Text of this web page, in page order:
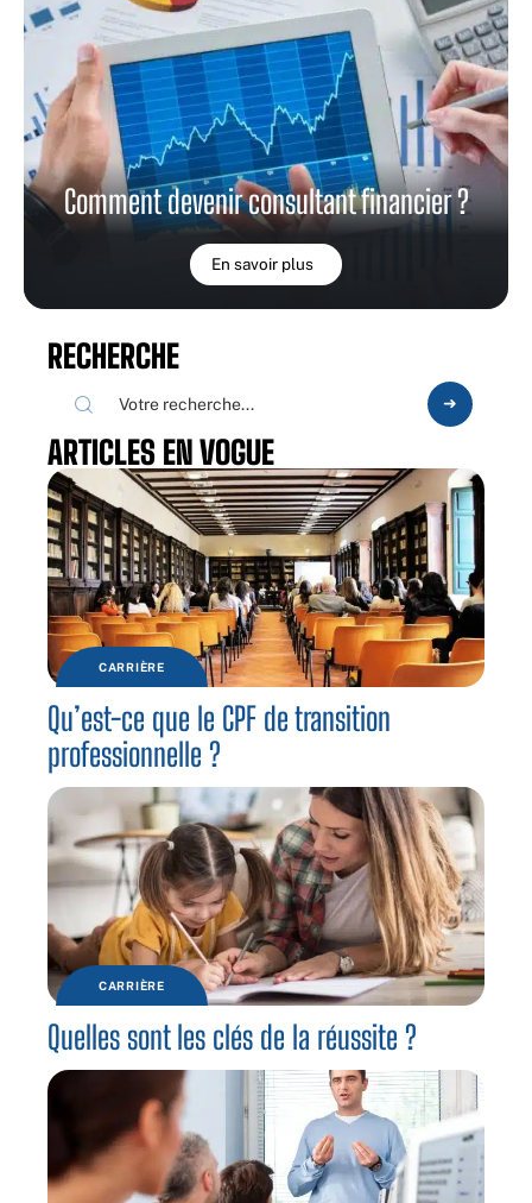
Comment devenir consultant financier ?
En savoir plus
RECHERCHE
ARTICLES EN VOGUE
CARRIÈRE
Qu’est-ce que le CPF de transition
professionnelle ?
CARRIÈRE
Quelles sont les clés de la réussite ?